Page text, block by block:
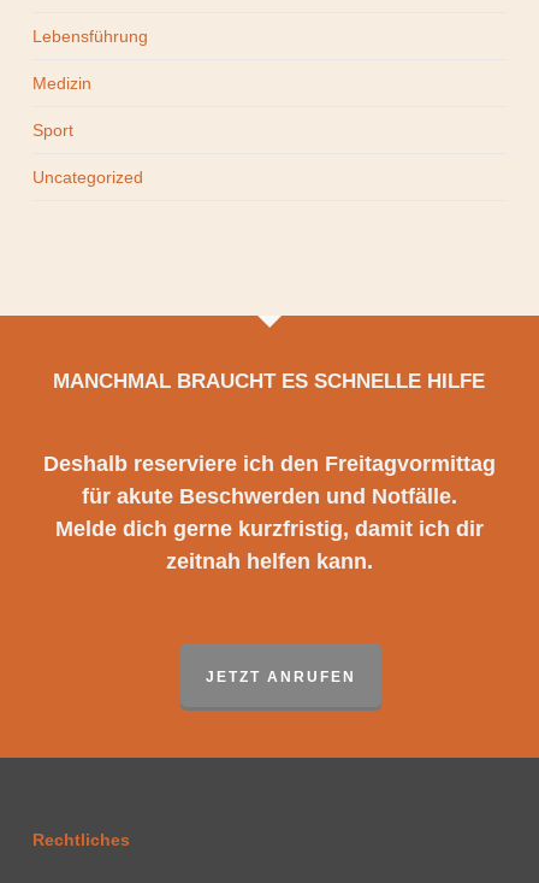
Lebensführung
Medizin
Sport
Uncategorized
MANCHMAL BRAUCHT ES SCHNELLE HILFE
Deshalb reserviere ich den Freitagvormittag
für akute Beschwerden und Notfälle.
Melde dich gerne kurzfristig, damit ich dir
zeitnah helfen kann.
JETZT ANRUFEN
Rechtliches